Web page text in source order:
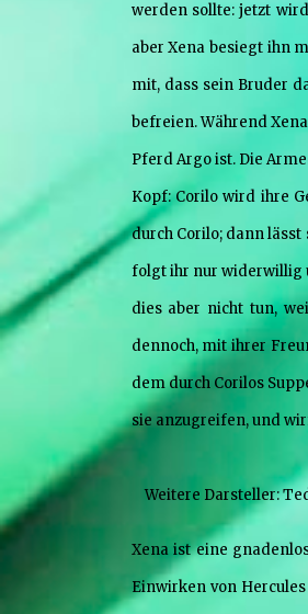
werden sollte: jetzt
aber Xena besiegt ihn
mit, dass sein Bruder
befreien. Während
Pferd Argo ist. Die
Kopf: Corilo wird ihre
durch Corilo; dann
folgt ihr nur widerwillig
dies aber nicht tun,
dennoch, mit ihrer
dem durch Corilos
sie anzugreifen, und
Weitere Darsteller:
Xena ist eine
Einwirken von